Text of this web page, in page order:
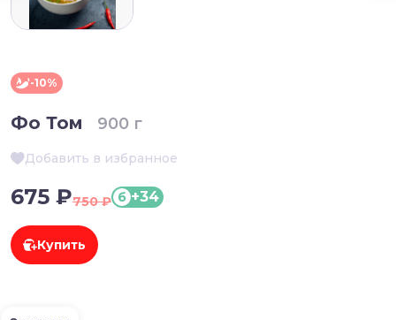
-10%
Фо Том 900 г
Добавить в избранное
675 ₽750 ₽ б +34
Купить